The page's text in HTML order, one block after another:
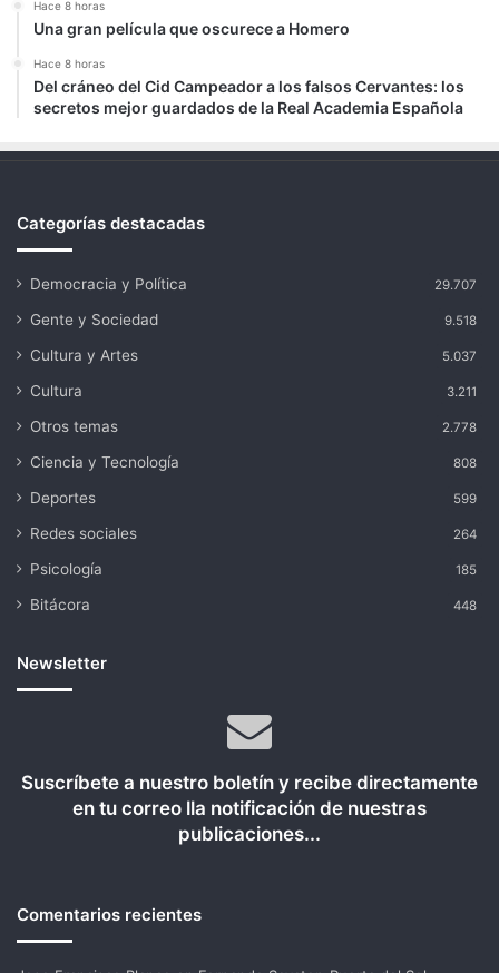
Hace 8 horas
Una gran película que oscurece a Homero
Hace 8 horas
Del cráneo del Cid Campeador a los falsos Cervantes: los
secretos mejor guardados de la Real Academia Española
Categorías destacadas
Democracia y Política 29.707
Gente y Sociedad 9.518
Cultura y Artes 5.037
Cultura 3.211
Otros temas 2.778
Ciencia y Tecnología 808
Deportes 599
Redes sociales 264
Psicología 185
Bitácora 448
Newsletter
Suscríbete a nuestro boletín y recibe directamente
en tu correo lla notificación de nuestras
publicaciones...
Comentarios recientes